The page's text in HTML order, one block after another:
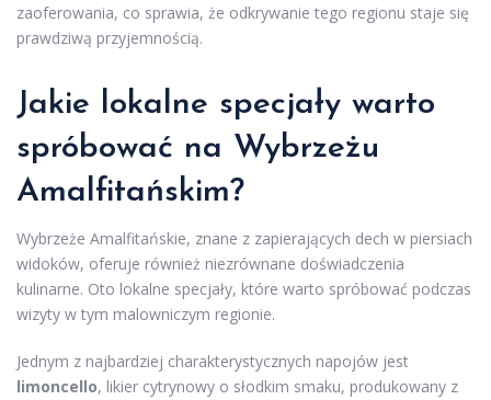
zaoferowania, co sprawia, że odkrywanie tego regionu staje się
prawdziwą przyjemnością.
Jakie lokalne specjały warto
spróbować na Wybrzeżu
Amalfitańskim?
Wybrzeże Amalfitańskie, znane z zapierających dech w piersiach
widoków, oferuje również niezrównane doświadczenia
kulinarne. Oto lokalne specjały, które warto spróbować podczas
wizyty w tym malowniczym regionie.
Jednym z najbardziej charakterystycznych napojów jest
limoncello, likier cytrynowy o słodkim smaku, produkowany z